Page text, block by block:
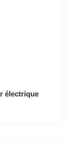
électrique